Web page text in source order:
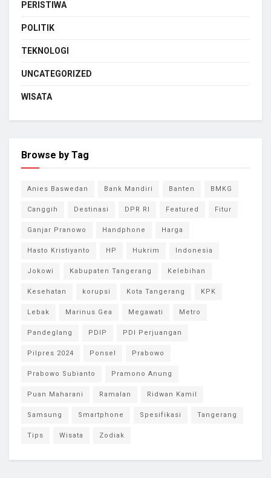
PERISTIWA
POLITIK
TEKNOLOGI
UNCATEGORIZED
WISATA
Browse by Tag
Anies Baswedan Bank Mandiri Banten BMKG
Canggih Destinasi DPR RI Featured Fitur
Ganjar Pranowo Handphone Harga
Hasto Kristiyanto HP Hukrim Indonesia
Jokowi Kabupaten Tangerang Kelebihan
Kesehatan korupsi Kota Tangerang KPK
Lebak Marinus Gea Megawati Metro
Pandeglang PDIP PDI Perjuangan
Pilpres 2024 Ponsel Prabowo
Prabowo Subianto Pramono Anung
Puan Maharani Ramalan Ridwan Kamil
Samsung Smartphone Spesifikasi Tangerang
Tips Wisata Zodiak